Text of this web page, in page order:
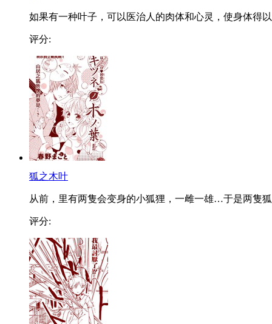
如果有一种叶子，可以医治人的肉体和心灵，使身体得
评分:
狐之木叶
从前，里有两隻会变身的小狐狸，一雌一雄…于是两隻
评分: